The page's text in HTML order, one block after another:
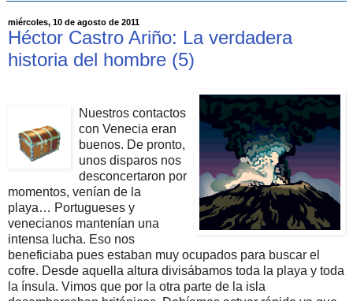
miércoles, 10 de agosto de 2011
Héctor Castro Ariño: La verdadera
historia del hombre (5)
Nuestros contactos
con Venecia eran
buenos. De pronto,
unos disparos nos
desconcertaron por
momentos, venían de la
playa… Portugueses y
venecianos mantenían una
intensa lucha. Eso nos
beneficiaba pues estaban muy ocupados para buscar el
cofre. Desde aquella altura divisábamos toda la playa y toda
la ínsula. Vimos que por la otra parte de la isla